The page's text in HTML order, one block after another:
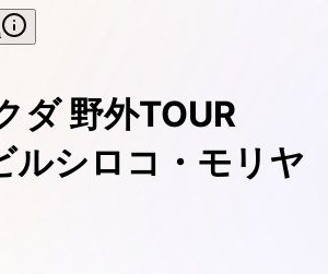
ダ 野外TOUR
ルシロコ・モリヤ